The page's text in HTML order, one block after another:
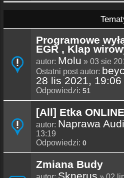
Programowe
EGR , Klap
autor: Molu » 03 sie
Ostatni post autor:
28 lis 2021, 19:06
Odpowiedzi: 51
[All] Etka ONLINE
autor: Naprawa
13:19
Odpowiedzi: 0
Zmiana Budy
Sknerus